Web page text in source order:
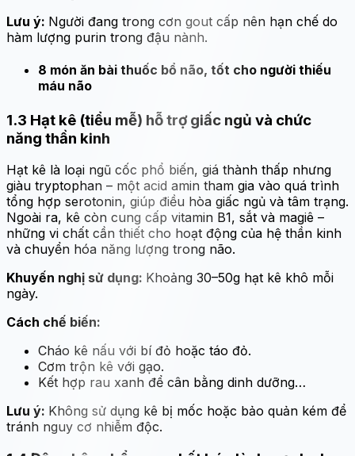
Lưu ý: Người đang trong cơn gout cấp nên hạn chế do
hàm lượng purin trong đậu nành.
8 món ăn bài thuốc bổ não, tốt cho người thiếu
máu não
1.3 Hạt kê (tiểu mễ) hỗ trợ giấc ngủ và chức
năng thần kinh
Hạt kê là loại ngũ cốc phổ biến, giá thành thấp nhưng
giàu tryptophan – một acid amin tham gia vào quá trình
tổng hợp serotonin, giúp điều hòa giấc ngủ và tâm trạng.
Ngoài ra, kê còn cung cấp vitamin B1, sắt và magiê –
những vi chất cần thiết cho hoạt động của hệ thần kinh
và chuyển hóa năng lượng trong não.
Khuyến nghị sử dụng: Khoảng 30–50g hạt kê khô mỗi
ngày.
Cách chế biến:
Cháo kê nấu với bí đỏ hoặc táo đỏ.
Cơm trộn kê với gạo.
Kết hợp rau xanh để cân bằng dinh dưỡng…
Lưu ý: Không sử dụng kê bị mốc hoặc bảo quản kém để
tránh nguy cơ nhiễm độc.